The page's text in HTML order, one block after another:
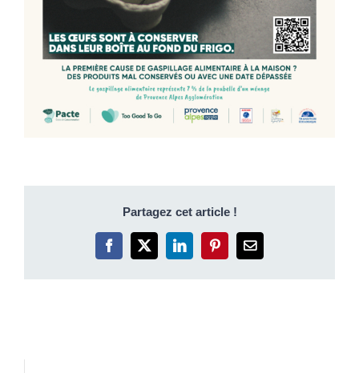
Partagez cet article !
Facebook
X LinkedInPinterestEmail